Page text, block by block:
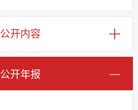
公开内容
公开年报